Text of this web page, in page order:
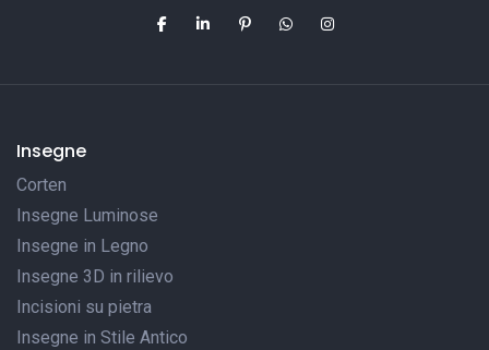
Insegne
Corten
Insegne Luminose
Insegne in Legno
Insegne 3D in rilievo
Incisioni su pietra
Insegne in Stile Antico